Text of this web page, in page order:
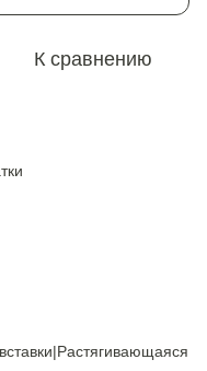
К сравнению